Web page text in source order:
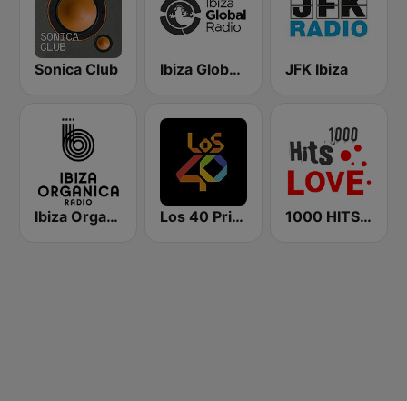
Sonica Club Ibiza Global Radio JFK Ibiza
Ibiza Organica Radio Los 40 Principales 1000 HITS Love